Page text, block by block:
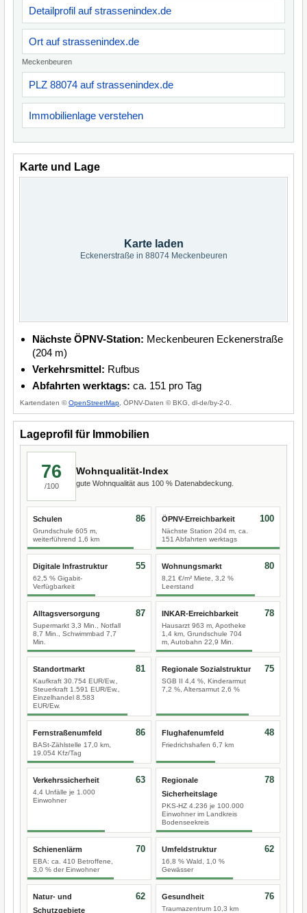
Detailprofil auf strassenindex.de
Ort auf strassenindex.de
Meckenbeuren
PLZ 88074 auf strassenindex.de
Immobilienlage verstehen
Karte und Lage
Karte laden
Eckenerstraße in 88074 Meckenbeuren
Nächste ÖPNV-Station: Meckenbeuren Eckenerstraße
(204 m)
Verkehrsmittel: Rufbus
Abfahrten werktags: ca. 151 pro Tag
Kartendaten ©OpenStreetMap , ÖPNV-Daten © BKG, dl-de/by-2-0.
Lageprofil für Immobilien
76
/100
Wohnqualität-Index
gute Wohnqualität aus 100 % Datenabdeckung.
Schulen
Grundschule 605 m,
weiterführend 1,6 km
86 ÖPNV-Erreichbarkeit
Nächste Station 204 m, ca.
151 Abfahrten werktags
100
Digitale Infrastruktur
62,5 % Gigabit-
Verfügbarkeit
55 Wohnungsmarkt
8,21 €/m² Miete, 3,2 %
Leerstand
80
Alltagsversorgung
Supermarkt 3,3 Min., Notfall
8,7 Min., Schwimmbad 7,7
Min.
87 INKAR-Erreichbarkeit
Hausarzt 963 m, Apotheke
1,4 km, Grundschule 704
m, Autobahn 22,9 Min.
78
Standortmarkt
Kaufkraft 30.754 EUR/Ew.,
Steuerkraft 1.591 EUR/Ew.,
Einzelhandel 8.583
EUR/Ew.
81 Regionale Sozialstruktur
SGB II 4,4 %, Kinderarmut
7,2 %, Altersarmut 2,6 %
75
Fernstraßenumfeld
BASt-Zählstelle 17,0 km,
19.054 Kfz/Tag
86 Flughafenumfeld
Friedrichshafen 6,7 km
48
Verkehrssicherheit
4,4 Unfälle je 1.000
Einwohner
63
Regionale
Sicherheitslage
PKS-HZ 4.236 je 100.000
Einwohner im Landkreis
Bodenseekreis
78
Schienenlärm
EBA: ca. 410 Betroffene,
3,0 % der Einwohner
70 Umfeldstruktur
16,8 % Wald, 1,0 %
Gewässer
62
Natur- und
Schutzgebiete
62 Gesundheit
Traumazentrum 10,3 km
76